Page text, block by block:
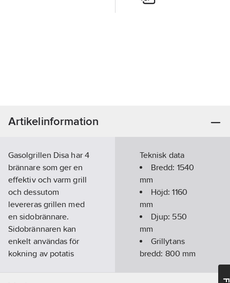
Artikelinformation
Gasolgrillen Disa har 4
brännare som ger en
effektiv och varm grill
och dessutom
levereras grillen med
en sidobrännare.
Sidobrännaren kan
enkelt användas för
kokning av potatis
Teknisk data
Bredd: 1540
mm
Höjd:1160
mm
Djup: 550
mm
Grillytans
bredd: 800 mm